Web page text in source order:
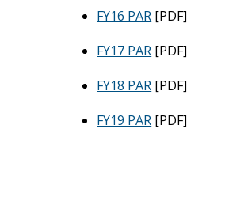
FY16 PAR [PDF]
FY17 PAR [PDF]
FY18 PAR [PDF]
FY19 PAR [PDF]